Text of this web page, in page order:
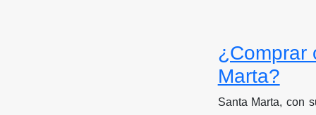
¿Comprar
Marta?
Santa Marta, con